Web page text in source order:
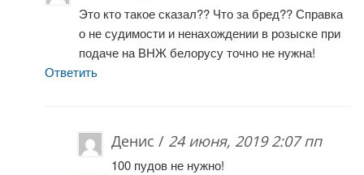
Это кто такое сказал?? Что за бред?? Справка
о не судимости и ненахождении в розыске при
подаче на ВНЖ белорусу точно не нужна!
Ответить
Денис / 24 июня, 2019 2:07 пп
100 пудов не нужно!